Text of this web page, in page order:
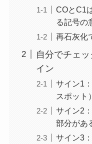
COとC1
る記号の
再石灰化
自分でチェ
イン
サイン1
スポット
サイン2
部分があ
サイン3